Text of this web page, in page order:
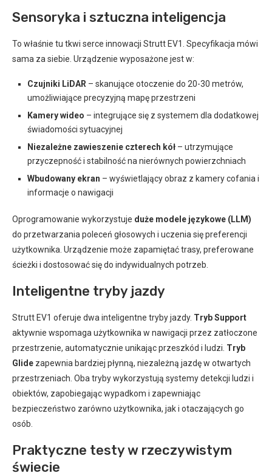
Sensoryka i sztuczna inteligencja
To właśnie tu tkwi serce innowacji Strutt EV1. Specyfikacja mówi
sama za siebie. Urządzenie wyposażone jest w:
Czujniki LiDAR – skanujące otoczenie do 20-30 metrów,
umożliwiające precyzyjną mapę przestrzeni
Kamery wideo – integrujące się z systemem dla dodatkowej
świadomości sytuacyjnej
Niezależne zawieszenie czterech kół – utrzymujące
przyczepność i stabilność na nierównych powierzchniach
Wbudowany ekran – wyświetlający obraz z kamery cofania i
informacje o nawigacji
Oprogramowanie wykorzystuje duże modele językowe (LLM)
do przetwarzania poleceń głosowych i uczenia się preferencji
użytkownika. Urządzenie może zapamiętać trasy, preferowane
ścieżki i dostosować się do indywidualnych potrzeb.
Inteligentne tryby jazdy
Strutt EV1 oferuje dwa inteligentne tryby jazdy. Tryb Support
aktywnie wspomaga użytkownika w nawigacji przez zatłoczone
przestrzenie, automatycznie unikając przeszkód i ludzi. Tryb
Glide zapewnia bardziej płynną, niezależną jazdę w otwartych
przestrzeniach. Oba tryby wykorzystują systemy detekcji ludzi i
obiektów, zapobiegając wypadkom i zapewniając
bezpieczeństwo zarówno użytkownika, jak i otaczających go
osób.
Praktyczne testy w rzeczywistym
świecie